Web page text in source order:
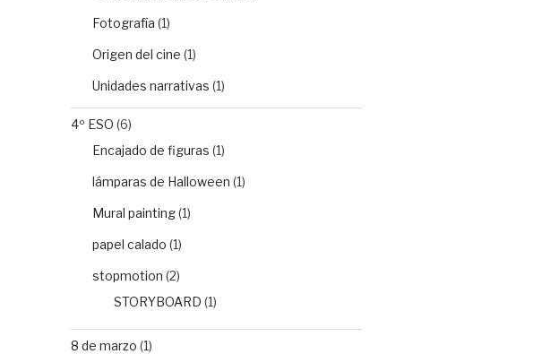
Fotografía (1)
Origen del cine (1)
Unidades narrativas (1)
4º ESO (6)
Encajado de figuras (1)
lámparas de Halloween (1)
Mural painting(1)
papel calado (1)
stopmotion (2)
STORYBOARD (1)
8 de marzo (1)